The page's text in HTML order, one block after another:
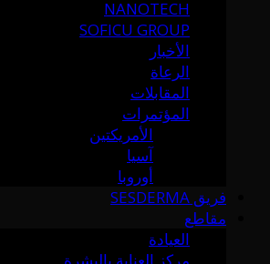
NANOTECH
SOFICU GROUP
الأخبار
الرعاة
المقابلات
المؤتمرات
الأمريكتين
آسيا
أوروبا
فريق SESDERMA
مقاطع
العيادة